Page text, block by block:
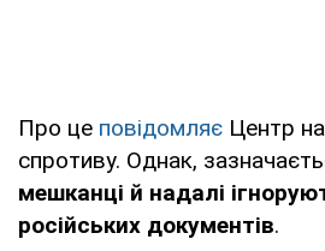
Про це повідомляє Центр
спротиву. Однак,
мешканці й надалі
російських документів.